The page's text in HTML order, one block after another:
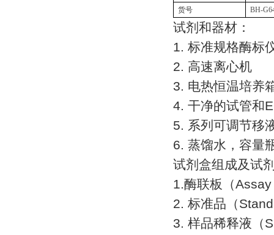
货号
BH-
试剂和器材：
1. 标准规格酶标
2. 高速离心机
3. 电热恒温培养
4. 干净的试管和
5. 系列可调节移
6. 蒸馏水，容量
试剂盒组成及试
1.酶联板（
2. 标准品（
3. 样品稀释液（